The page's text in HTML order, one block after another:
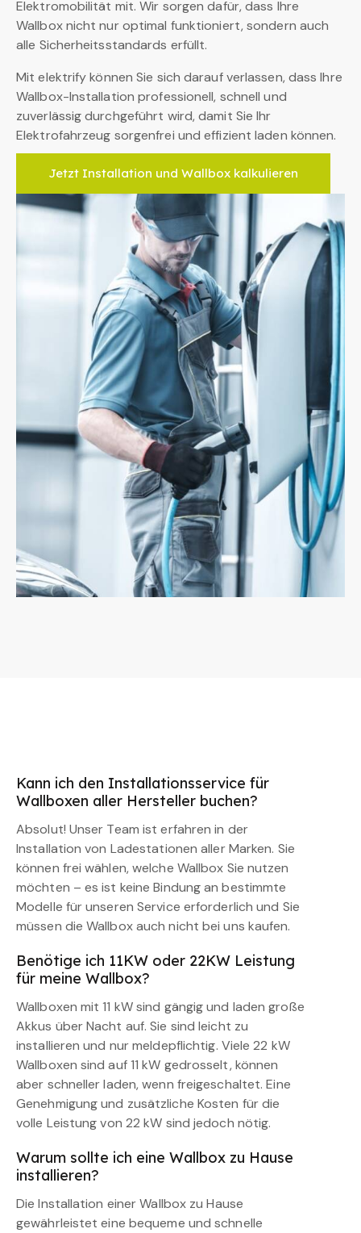
Elektromobilität mit. Wir sorgen dafür, dass Ihre
Wallbox nicht nur optimal funktioniert, sondern auch
alle Sicherheitsstandards erfüllt.
Mit elektrify können Sie sich darauf verlassen, dass Ihre
Wallbox-Installation professionell, schnell und
zuverlässig durchgeführt wird, damit Sie Ihr
Elektrofahrzeug sorgenfrei und effizient laden können.
Jetzt Installation und Wallbox kalkulieren
Kann ich den Installationsservice für
Wallboxen aller Hersteller buchen?
Absolut! Unser Team ist erfahren in der
Installation von Ladestationen aller Marken. Sie
können frei wählen, welche Wallbox Sie nutzen
möchten – es ist keine Bindung an bestimmte
Modelle für unseren Service erforderlich und Sie
müssen die Wallbox auch nicht bei uns kaufen.
Benötige ich 11KW oder 22KW Leistung
für meine Wallbox?
Wallboxen mit 11 kW sind gängig und laden große
Akkus über Nacht auf. Sie sind leicht zu
installieren und nur meldepflichtig. Viele 22 kW
Wallboxen sind auf 11 kW gedrosselt, können
aber schneller laden, wenn freigeschaltet. Eine
Genehmigung und zusätzliche Kosten für die
volle Leistung von 22 kW sind jedoch nötig.
Warum sollte ich eine Wallbox zu Hause
installieren?
Die Installation einer Wallbox zu Hause
gewährleistet eine bequeme und schnelle